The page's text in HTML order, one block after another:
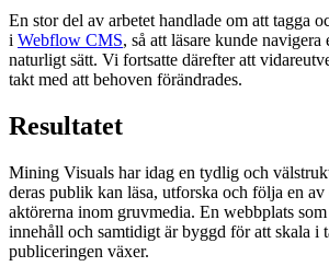
En stor del av arbetet handlade om att tagga
i Webflow CMS, så att läsare kunde navigera
naturligt sätt. Vi fortsatte därefter att
takt med att behoven förändrades.
Resultatet
Mining Visuals har idag en tydlig och
deras publik kan läsa, utforska och följa en av
aktörerna inom gruvmedia. En webbplats
innehåll och samtidigt är byggd för att skala i
publiceringen växer.